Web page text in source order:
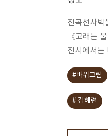
전곡선사박
《고래는
전시에서는
#바위그림
# 김혜련